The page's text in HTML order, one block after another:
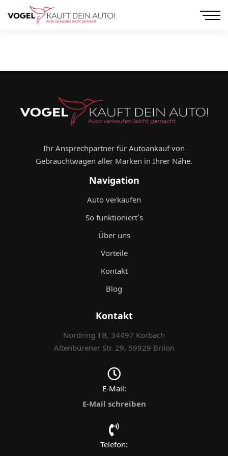
Ihr Ansprechpartner für Autoankauf von
Gebrauchtwagen aller Marken in Ihrer Nähe.
Navigation
Auto verkaufen
So funktioniert`s
Über uns
Vorteile
Kontakt
Blog
Kontakt
Nordring 1B, 34497 Korbach
Altenbürener Str. 29, 59929 Brilon
E-Mail:
E-Mail schreiben
Telefon: